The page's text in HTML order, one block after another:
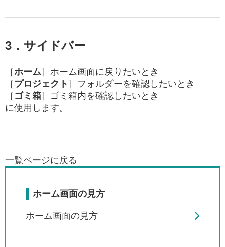
3．サイドバー
［ホーム］ホーム画面に戻りたいとき
［プロジェクト ］フォルダーを確認したいとき
［ ゴミ箱］ゴミ箱内を確認したいとき
に使用します。
一覧ページに戻る
ホーム画面の見方
ホーム画面の見方